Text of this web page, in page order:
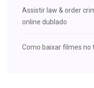
Assistir law & order
online dublado
Como baixar filmes no